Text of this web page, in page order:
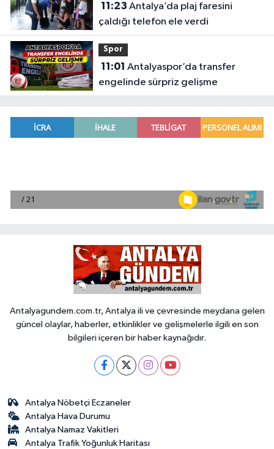
11:23
çaldığı telefon ele verdi
Spor
11:01
engelinde sürpriz gelişme
Antalyagundem.com.tr, Antalya ili ve çevresinde meydana gelen
güncel olaylar, haberler, etkinlikler ve gelişmelerle ilgili en son
bilgileri içeren bir haber kaynağıdır.
Antalya Nöbetçi Eczaneler
Antalya Hava Durumu
Antalya Namaz Vakitleri
Antalya Trafik Yoğunluk Haritası